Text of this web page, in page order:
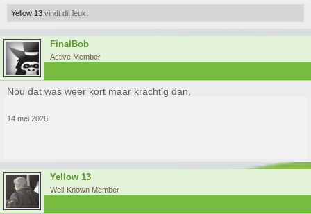
Yellow 13 vindt dit leuk.
FinalBob
Active Member
Nou dat was weer kort maar krachtig dan.
14 mei 2026
Yellow 13
Well-Known Member